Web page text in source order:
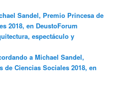
Sandel, Premio Princesa de
2018, en DeustoForum
espectáculo y
a Michael Sandel,
de Ciencias Sociales 2018, en